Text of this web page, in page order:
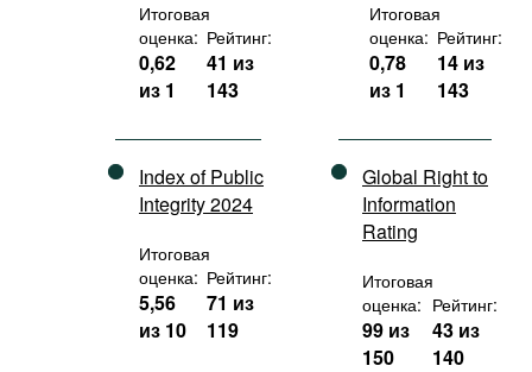
Итоговая
оценка:
0,62
из 1
Рейтинг:
41 из
143
Index of Public
Integrity 2024
Итоговая
оценка:
5,56
из 10
Рейтинг:
71 из
119
Итоговая
оценка:
0,78
из 1
Рейтинг:
14 из
143
Global Right to
Information
Rating
Итоговая
оценка:
99 из
150
Рейтинг:
43 из
140